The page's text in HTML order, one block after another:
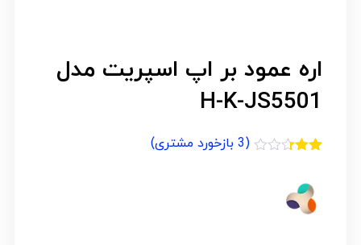
اره عمود بر اپ اسپریت مدل
H-K-JS5501
در
امتیازدهی
(
3 بازخورد مشتری)